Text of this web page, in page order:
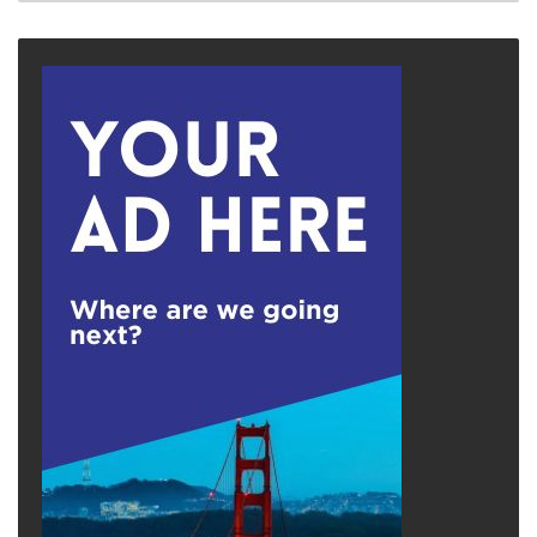
Rõ ràng, nếu Rivera không đột nhiên bị ngập
trong công việc, nếu công ty điện thoại không
mắc lỗi, nếu Stearns không nhanh chóng sửa